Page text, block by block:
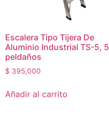
Escalera Tipo Tijera De
Aluminio Industrial TS-5, 5
peldaños
$ 395,000
Añadir al carrito